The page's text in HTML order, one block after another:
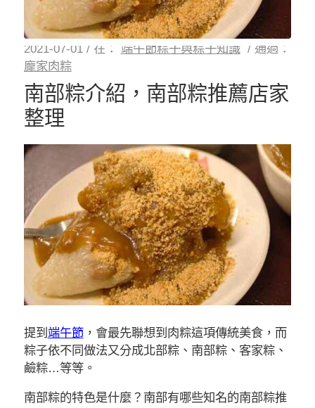
2021-07-01 / 在： 端午節粽子與粽子知識 / 通過：
龐家肉粽
南部粽介紹，南部粽推薦店家
整理
提到 端午節，會最先聯想到肉粽這項傳統美食，而
粽子依不同做法又分成北部粽、南部粽、客家粽、
鹼粽…等等。
南部粽的特色是什麼？南部有哪些知名的南部粽推